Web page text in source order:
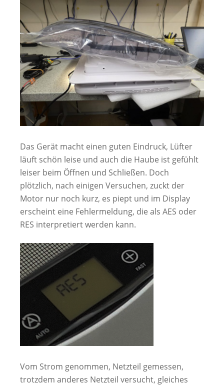
Das Gerät macht einen guten Eindruck, Lüfter
läuft schön leise und auch die Haube ist gefühlt
leiser beim Öffnen und Schließen. Doch
plötzlich, nach einigen Versuchen, zuckt der
Motor nur noch kurz, es piept und im Display
erscheint eine Fehlermeldung, die als AES oder
RES interpretiert werden kann.
Vom Strom genommen, Netzteil gemessen,
trotzdem anderes Netzteil versucht, gleiches